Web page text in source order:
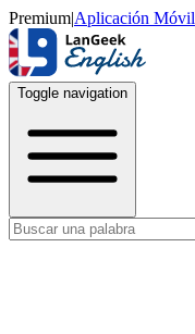
Premium|Aplicación Móvil
Toggle navigation